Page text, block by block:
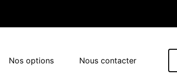
Nos options Nous contacter